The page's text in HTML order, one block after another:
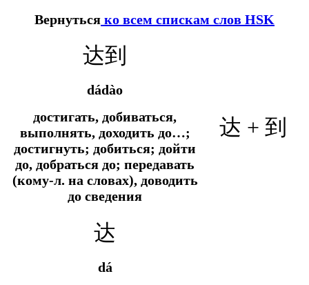
Вернуться ко всем спискам слов HSK
达到
dádào
достигать, добиваться,
выполнять, доходить до…;
достигнуть; добиться; дойти
до, добраться до; передавать
(кому-л. на словах), доводить
до сведения
达 + 到
达
dá